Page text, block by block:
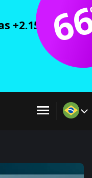
+2.150 cursos